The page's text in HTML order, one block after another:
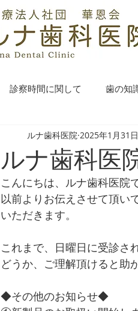
診察時間に関して 歯の知
ルナ歯科医
ルナ歯科医院 2025年1月31日
こんにちは、ルナ歯科医院で
以前よりお伝えさせて頂い
いただきます。
これまで、日曜日に受診さ
どうか、ご理解頂けると助
◆その他のお知らせ◆